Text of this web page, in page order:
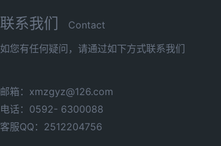
联系我们
Contact
如您有任何疑问，请通过如下方式联系我们
邮箱：xmzgyz@126.com
电话：0592- 6300088
客服QQ：2512204756